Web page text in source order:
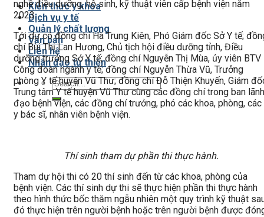
Kiến thức y khoa
Dịch vụ y tế
Quản lý chất lượng
Văn bản
Liên hệ
Nhân đạo từ thiện
nghề điều dưỡng, hộ sinh, kỹ thuật viên cấp bệnh viện năm
2023.
Tới dự có đồng chí Hà Trung Kiên, Phó Giám đốc Sở Y tế;
chí Bùi Thị Lan Hương, Chủ tịch hội điều dưỡng tỉnh, Điều
dưỡng trưởng Sở Y tế; đồng chí Nguyễn Thị Mùa, ủy viên BTV
Công đoàn ngành y tế; đồng chí Nguyễn Thừa Vũ, Trưởng
phòng Y tế huyện Vũ Thư; đồng chí Đỗ Thiện Khuyến, Giám
Trung tâm Y tế huyện Vũ Thư cùng các đồng chí trong ban lãnh
đạo bệnh viện, các đồng chí trưởng, phó các khoa, phòng, các
y bác sĩ, nhân viên bệnh viện.
Thí sinh tham dự phần thi thực hành.
Tham dự hội thi có 20 thí sinh đến từ các khoa, phòng của
bệnh viện. Các thí sinh dự thi sẽ thực hiện phần thi thực hành
theo hình thức bốc thăm ngẫu nhiên một quy trình kỹ thuật
đó thực hiện trên người bệnh hoặc trên người bệnh được